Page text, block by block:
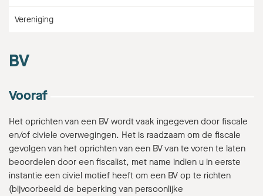
Vereniging
BV
Vooraf
Het oprichten van een BV wordt vaak ingegeven door fiscale
en/of civiele overwegin­gen. Het is raadzaam om de fiscale
gevolgen van het oprichten van een BV van te voren te laten
beoordelen door een fiscalist, met name indien u in eerste
instantie een civiel motief heeft om een BV op te richten
(bijvoorbeeld de beperking van persoonlijke